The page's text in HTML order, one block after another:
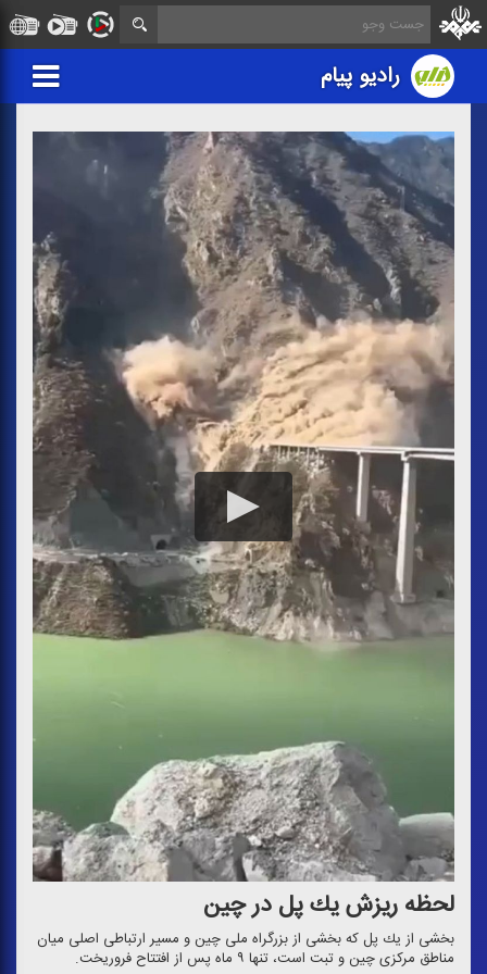
رادیو پیام
لحظه ریزش یك پل در چین
بخشی از یك پل كه بخشی از بزرگراه ملی چین و مسیر ارتباطی اصلی میان
مناطق مركزی چین و تبت است، تنها ۹ ماه پس از افتتاح فروریخت.